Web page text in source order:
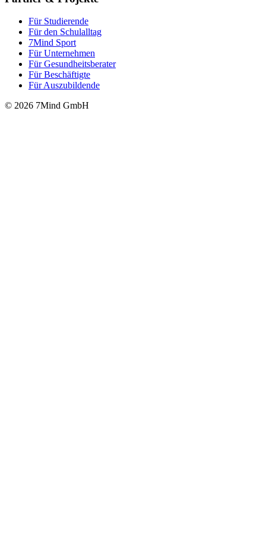
Für Stu­die­rende
Für den Schulalltag
7Mind Sport
Für Unter­neh­men
Für Gesund­heits­be­ra­ter
Für Beschäftigte
Für Auszubildende
© 2026 7Mind GmbH